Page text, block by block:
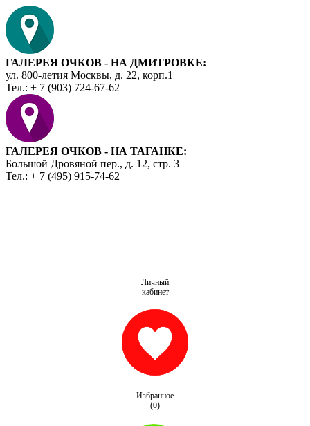
ГАЛЕРЕЯ ОЧКОВ - НА ДМИТРОВКЕ:
ул. 800-летия Москвы, д. 22, корп.1
Тел.: + 7 (903) 724-67-62
ГАЛЕРЕЯ ОЧКОВ - НА ТАГАНКЕ:
Большой Дровяной пер., д. 12, стр. 3
Тел.: + 7 (495) 915-74-62
Личный
кабинет
Избранное
(0)